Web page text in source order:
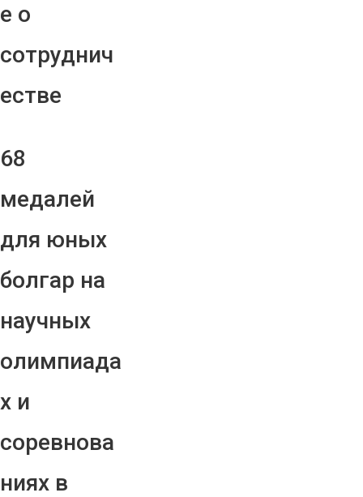
е о
сотруднич
естве
68
медалей
для юных
болгар на
научных
олимпиада
х и
соревнова
ниях в